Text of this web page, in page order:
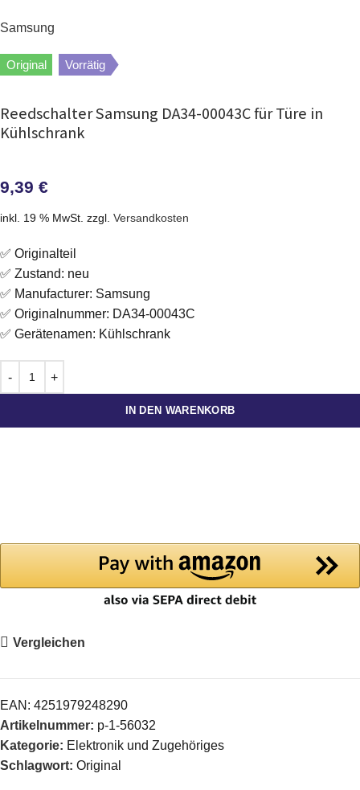
Samsung
Original Vorrätig
Reedschalter Samsung DA34-00043C für Türe in
Kühlschrank
9,39 €
inkl. 19 % MwSt. zzgl. Versandkosten
✅ Originalteil
✅ Zustand: neu
✅ Manufacturer: Samsung
✅ Originalnummer: DA34-00043C
✅ Gerätenamen: Kühlschrank
IN DEN WARENKORB
Vergleichen
EAN: 4251979248290
Artikelnummer: p-1-56032
Kategorie: Elektronik und Zugehöriges
Schlagwort: Original